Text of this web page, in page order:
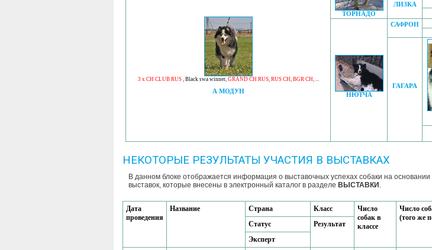
3 x CH CLUB RUS, Black swa winner, GRAND CH RUS, RUS CH, BGR CH, ...
А МОДУН
ТОРНАДО
ЛИЗКА
НЮТЧА
САФРОН
ГАГАРА
НЕКОТОРЫЕ РЕЗУЛЬТАТЫ УЧАСТИЯ В ВЫСТАВКАХ
В данном блоке отображается информация о выставочных успехах собаки на основании
выставок, которые внесены в электронный каталог в разделе ВЫСТАВКИ .
Дата
проведения
Название Страна Класс
Число
собак в
классе
Число
(того же
Статус
Результат
Эксперт